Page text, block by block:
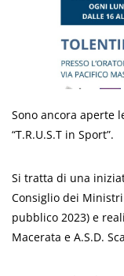
Sono ancora aperte
“T.R.U.S.T in Sport”.
Si tratta di una
Consiglio dei
pubblico 2023) e
Macerata e A.S.D.